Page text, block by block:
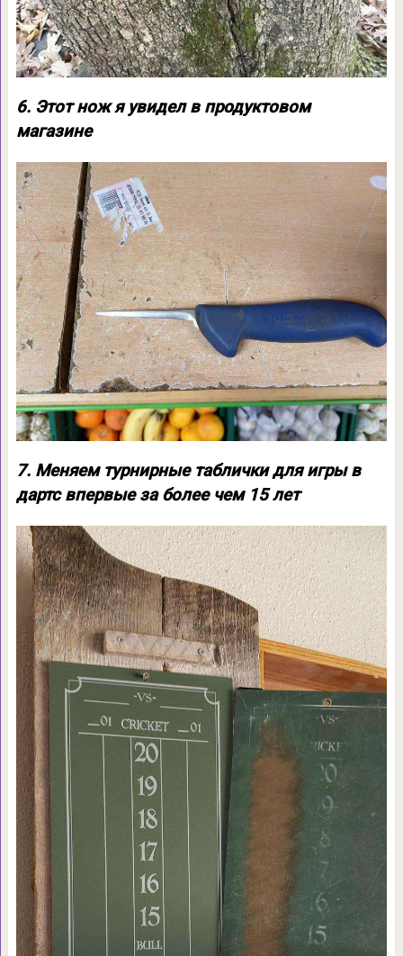
6. Этот нож я увидел в продуктовом
магазине
7. Меняем турнирные таблички для игры в
дартс впервые за более чем 15 лет